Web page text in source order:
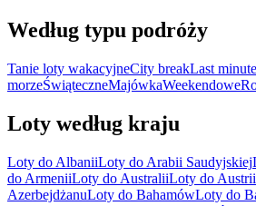
Według typu podróży
Tanie loty wakacyjneCity breakLast minute
morzeŚwiąteczneMajówkaWeekendowe
Loty według kraju
Loty do AlbaniiLoty do Arabii Saudyjskiej
do ArmeniiLoty do AustraliiLoty do Austrii
AzerbejdżanuLoty do BahamówLoty do